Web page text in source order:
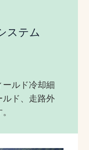
ステム
ルド冷却細
ルド、走路外